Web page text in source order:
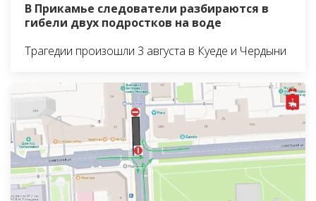
В Прикамье следователи разбираются в
гибели двух подростков на воде
Трагедии произошли 3 августа в Куеде и Чердыни